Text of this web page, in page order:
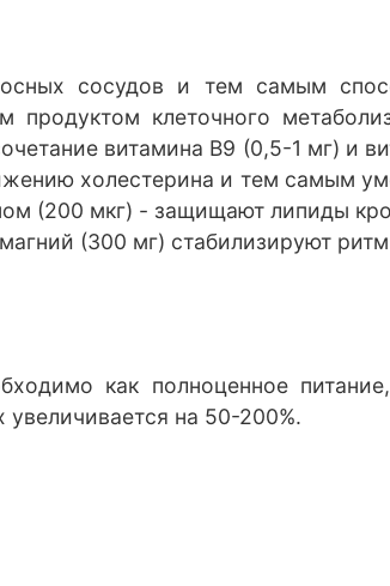
сосудов и тем самым
продуктом клеточного
витамина В9 (0,5-1 мг) и
холестерина и тем самым
(200 мкг) - защищают липиды
(300 мг) стабилизируют
как полноценное
увеличивается на 50-200%.